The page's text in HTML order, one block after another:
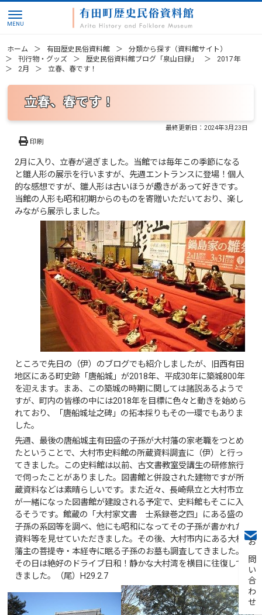
お問い合わせ
ホーム 有田歴史民俗資料館
分類から探す（資料館サイト）
刊行物・グッズ
歴史民俗資料館ブログ「泉山日録」
2017年
2月
立春、春です！
立春、春です！
最終更新日：2024年3月23日
印刷
2月に入り、立春が過ぎました。当館では毎年この季節になる
と雛人形の展示を行いますが、先週エントランスに登場！個人
的な感想ですが、雛人形は古いほうが趣きがあって好きです。
当館の人形も昭和初期からのものを寄贈いただいており、楽し
みながら展示しました。
ところで先日の（伊）のブログでも紹介しましたが、旧西有田
地区にある町史跡「唐船城」が2018年、平成30年に築城800年
を迎えます。まあ、この築城の時期に関しては諸説あるようで
すが、町内の皆様の中には2018年を目標に色々と動きを始めら
れており、「唐船城址之碑」の拓本採りもその一環でもありま
した。
先週、最後の唐船城主有田盛の子孫が大村藩の家老職をつとめ
たということで、大村市史料館の所蔵資料調査に（伊）と行っ
てきました。この史料館は以前、古文書教室受講生の研修旅行
で伺ったことがありました。図書館と併設された建物ですが所
蔵資料などは素晴らしいです。また近々、長崎県立と大村市立
が一緒になった図書館が建設される予定で、史料館もそこに入
るそうです。館蔵の「大村家文書 士系録巻之四」にある盛の
子孫の系図等を調べ、他にも昭和になってその子孫が書かれた
資料等を見せていただきました。その後、大村市内にある大村
藩主の菩提寺・本経寺に眠る子孫のお墓も調査してきました。
その日は絶好のドライブ日和！静かな大村湾を横目に往復して
きました。（尾）H29.2.7